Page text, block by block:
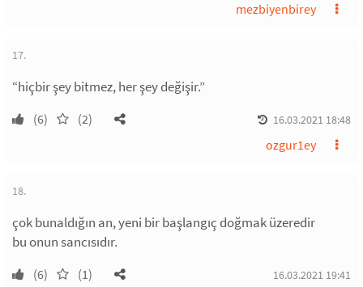
mezbiyenbirey
17.
“hiçbir şey bitmez, her şey değişir.”
(6) (2) 16.03.2021 18:48
ozgur1ey
18.
çok bunaldığın an, yeni bir başlangıç doğmak üzeredir
bu onun sancısıdır.
(6) (1) 16.03.2021 19:41